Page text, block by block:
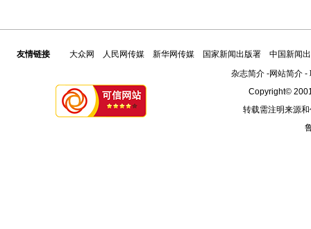
友情链接 大众网 人民网传媒 新华网传媒 国家新闻出版署
中国新闻
杂志简介-网站简介-
Copyright©
转载需注明来源